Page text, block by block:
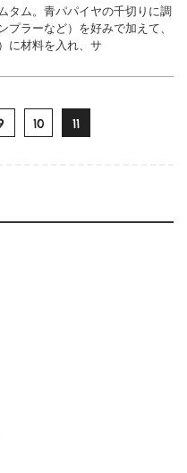
タム。青パパイヤの千切りに調
ラーなど）を好みで加えて、
に材料を入れ、サ
10 11